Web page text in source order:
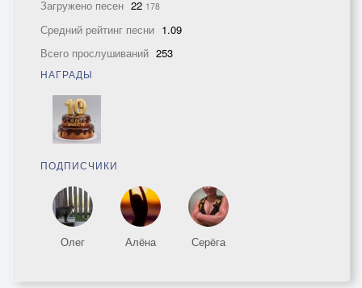
Загружено песен 22 178
Средний рейтинг песни 1.09
Всего прослушиваний 253
НАГРАДЫ
ПОДПИСЧИКИ
Олег Алёна Серёга